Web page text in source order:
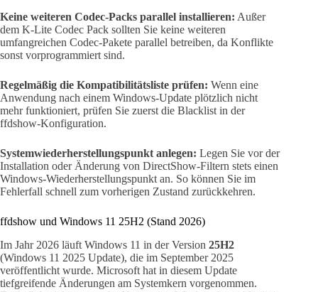
Keine weiteren Codec-Packs parallel installieren: Außer
dem K-Lite Codec Pack sollten Sie keine weiteren
umfangreichen Codec-Pakete parallel betreiben, da Konflikte
sonst vorprogrammiert sind.
Regelmäßig die Kompatibilitätsliste prüfen: Wenn eine
Anwendung nach einem Windows-Update plötzlich nicht
mehr funktioniert, prüfen Sie zuerst die Blacklist in der
ffdshow-Konfiguration.
Systemwiederherstellungspunkt anlegen: Legen Sie vor der
Installation oder Änderung von DirectShow-Filtern stets einen
Windows-Wiederherstellungspunkt an. So können Sie im
Fehlerfall schnell zum vorherigen Zustand zurückkehren.
ffdshow und Windows 11 25H2 (Stand 2026)
Im Jahr 2026 läuft Windows 11 in der Version 25H2
(Windows 11 2025 Update), die im September 2025
veröffentlicht wurde. Microsoft hat in diesem Update
tiefgreifende Änderungen am Systemkern vorgenommen.